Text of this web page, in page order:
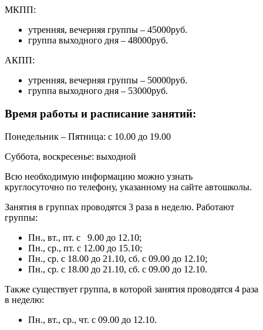
МКПП:
утренняя, вечерняя группы – 45000руб.
группа выходного дня – 48000руб.
АКПП:
утренняя, вечерняя группы – 50000руб.
группа выходного дня – 53000руб.
Время работы и расписание занятий:
Понедельник – Пятница: с 10.00 до 19.00
Суббота, воскресенье: выходной
Всю необходимую информацию можно узнать
круглосуточно по телефону, указанному на сайте автошколы.
Занятия в группах проводятся 3 раза в неделю. Работают
группы:
Пн., вт., пт. с 9.00 до 12.10;
Пн., ср., пт. с 12.00 до 15.10;
Пн., ср. с 18.00 до 21.10, сб. с 09.00 до 12.10;
Пн., ср. с 18.00 до 21.10, сб. с 09.00 до 12.10.
Также существует группа, в которой занятия проводятся 4 раза
в неделю:
Пн., вт., ср., чт. с 09.00 до 12.10.